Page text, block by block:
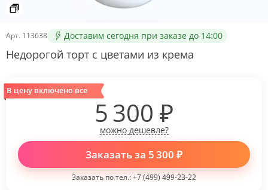
Арт. 113638 Доставим сегодня при заказе до 14:00
Недорогой торт с цветами из крема
В цену включено все
5 300 ₽
можно дешевле?
Заказать за 5 300 ₽
Заказать по тел.:+7 (499) 499-23-22